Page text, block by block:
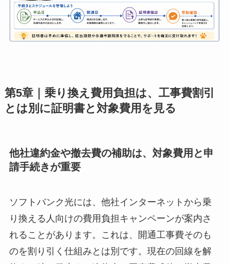
第5章｜乗り換え費用負担は、工事費割引
とは別に証明書と対象費用を見る
他社違約金や撤去費の補助は、対象費用と申
請手続きが重要
ソフトバンク光には、他社インターネットから乗
り換える人向けの費用負担キャンペーンが案内さ
れることがあります。これは、開通工事費そのも
のを割り引く仕組みとは別です。現在の回線を解